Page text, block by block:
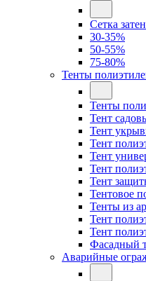
Сетка
30-35%
50-55%
75-80%
Тенты
Тенты
Тент
Тент
Тент
Тент
Тент
Тент
Тентовое
Тенты из
Тент
Тент
Фасадный
Аварийные